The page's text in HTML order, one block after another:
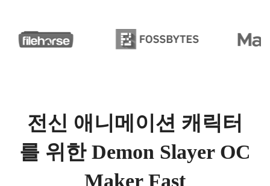
전신 애니메이션 캐릭터
를 위한 Demon Slayer OC
Maker Fast